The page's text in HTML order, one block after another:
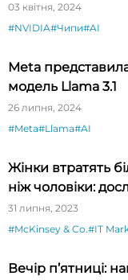
03 квітня, 2024
#NVIDIA#Чипи#AI
Meta
модель Llama 3.1
26 липня, 2024
#Meta#Llama#AI
Жінки втратять
ніж чоловіки:
31 липня, 2023
#McKinsey & Co.#IT
Вечір п’ятниці: